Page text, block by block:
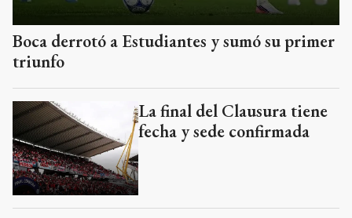
Boca derrotó a Estudiantes y sumó su primer
triunfo
La final del Clausura tiene
fecha y sede confirmada